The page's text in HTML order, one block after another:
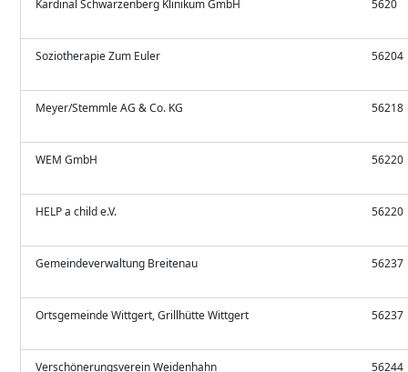
Kardinal Schwarzenberg Klinikum GmbH 5620
Soziotherapie Zum Euler 56204
Meyer/Stemmle AG & Co. KG 56218
WEM GmbH 56220
HELP a child e.V. 56220
Gemeindeverwaltung Breitenau 56237
Ortsgemeinde Wittgert, Grillhütte Wittgert 56237
Verschönerungsverein Weidenhahn 56244